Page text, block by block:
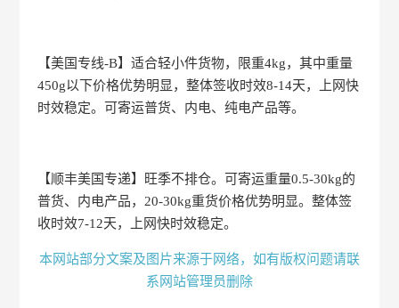
【美国专线-B】适合轻小件货物，限重4kg，其中重量
450g以下价格优势明显，整体签收时效8-14天，上网快
时效稳定。可寄运普货、内电、纯电产品等。
【顺丰美国专递】旺季不排仓。可寄运重量0.5-30kg的
普货、内电产品，20-30kg重货价格优势明显。整体签
收时效7-12天，上网快时效稳定。
本网站部分文案及图片来源于网络，如有版权问题请联
系网站管理员删除